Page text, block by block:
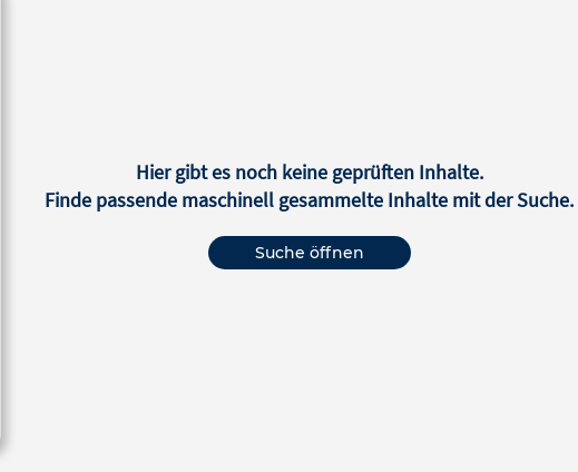
Hier gibt es noch keine geprüften Inhalte.
Finde passende maschinell gesammelte Inhalte mit der Suche.
Suche öffnen